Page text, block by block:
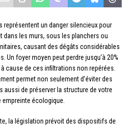
représentent un danger silencieux pour
dans les murs, sous les planchers ou
causant des dégâts considérables
Un foyer moyen peut perdre jusqu’à 20%
cause de ces infiltrations non repérées.
permet non seulement d’éviter des
aussi de préserver la structure de votre
empreinte écologique.
la législation prévoit des dispositifs de